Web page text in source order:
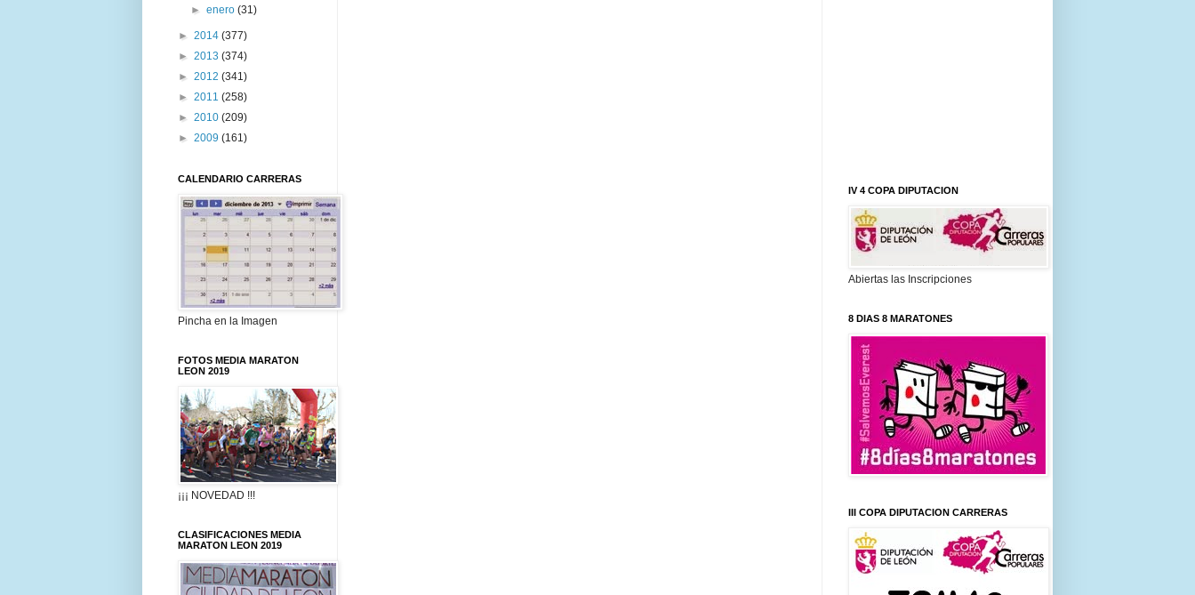
►enero(31)
► 2014 (377)
► 2013 (374)
► 2012 (341)
► 2011 (258)
► 2010 (209)
► 2009 (161)
CALENDARIO CARRERAS
Pincha en la Imagen
FOTOS MEDIA MARATON
LEON 2019
¡¡¡ NOVEDAD !!!
CLASIFICACIONES MEDIA
MARATON LEON 2019
IV 4 COPA DIPUTACION
Abiertas las Inscripciones
8 DIAS 8 MARATONES
III COPA DIPUTACION CARRERAS